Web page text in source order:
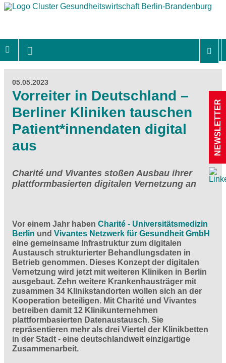
05.05.2023
Vorreiter in Deutschland –
Berliner Kliniken tauschen
Patient*innendaten digital
aus
Charité und Vivantes stoßen Ausbau ihrer
plattformbasierten digitalen Vernetzung an
Vor einem Jahr haben Charité - Universitätsmedizin
Berlin und Vivantes Netzwerk für Gesundheit GmbH
eine gemeinsame Infrastruktur zum digitalen
Austausch strukturierter Behandlungsdaten in
Betrieb genommen. Dieses Konzept der digitalen
Vernetzung wird jetzt mit weiteren Kliniken in Berlin
ausgebaut. Zehn weitere Krankenhausträger mit
zusammen 34 Klinikstandorten wollen sich an der
Kooperation beteiligen. Mit Charité und Vivantes
betreiben damit 12 Klinikunternehmen
plattformbasierten Datenaustausch. Sie
repräsentieren mehr als drei Viertel der Klinikbetten
in der Stadt - eine deutschlandweit einzigartige
Zusammenarbeit.
NEWSLETTER